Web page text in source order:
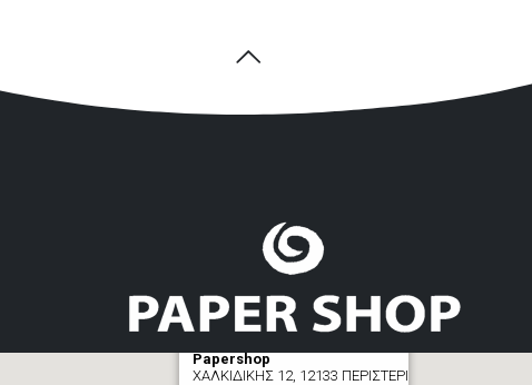
Papershop
ΧΑΛΚΙΔΙΚΗΣ 12, 12133 ΠΕΡΙΣΤΕΡΙ